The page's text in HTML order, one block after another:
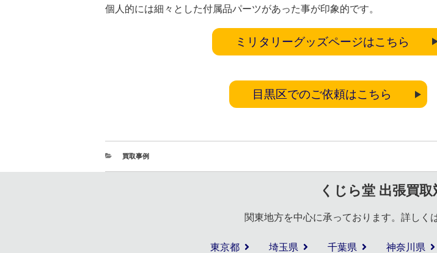
個人的には細々とした付属品パーツがあった事が印象的です。
ミリタリーグッズページはこちら
目黒区でのご依頼はこちら
買取事例
くじら堂 出張買
関東地方を中心に承っております。詳しく
東京都 埼玉県 千葉県 神奈川県